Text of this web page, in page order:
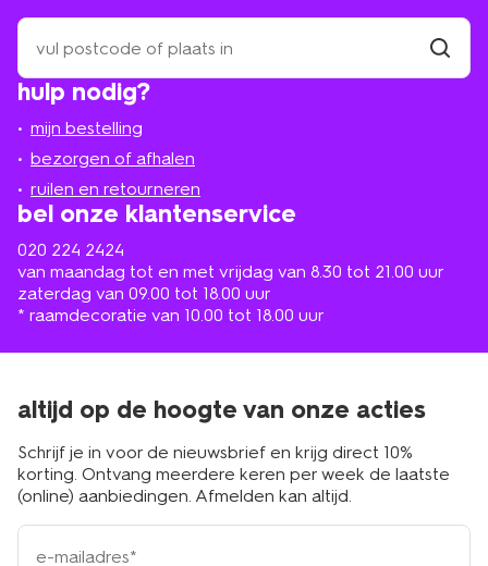
hulp nodig?
mijn bestelling
bezorgen of afhalen
ruilen en retourneren
bel onze klantenservice
020 224 2424
van maandag tot en met vrijdag van 8.30 tot 21.00 uur
zaterdag van 09.00 tot 18.00 uur
* raamdecoratie van 10.00 tot 18.00 uur
zoek
een
winkel
bij
in
de
buurt
altijd op de hoogte van onze acties
Schrijf je in voor de nieuwsbrief en krijg direct 10%
korting. Ontvang meerdere keren per week de laatste
(online) aanbiedingen. Afmelden kan altijd.
e-
mailadres